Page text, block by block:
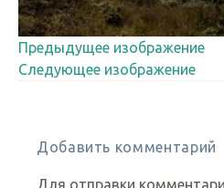
Предыдущее изображение
Следующее изображение
Добавить комментарий
Для отправки